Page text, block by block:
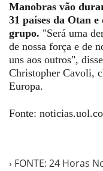
Manobras vão
31 países da Otan
grupo. "Será uma
de nossa força e de
uns aos outros",
Christopher Cavoli,
Europa.
Fonte:
› FONTE: 24 Horas